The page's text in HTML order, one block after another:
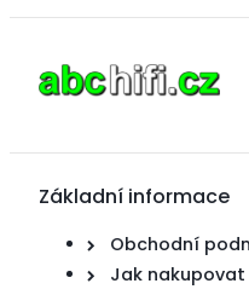
Základní informace
Obchodní
Jak nakupovat